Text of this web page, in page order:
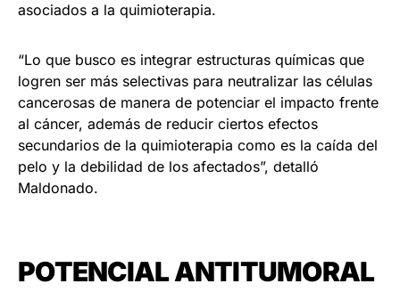
asociados a la quimioterapia.
“Lo que busco es integrar estructuras químicas que
logren ser más selectivas para neutralizar las células
cancerosas de manera de potenciar el impacto frente
al cáncer, además de reducir ciertos efectos
secundarios de la quimioterapia como es la caída del
pelo y la debilidad de los afectados”, detalló
Maldonado.
POTENCIAL ANTITUMORAL